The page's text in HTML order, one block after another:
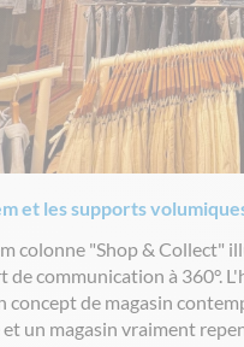
et les supports
colonne "Shop & Collect"
de communication à 360°.
concept de magasin
un magasin vraiment